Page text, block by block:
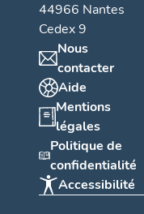
44966 Nantes
Cedex 9
Nous
contacter
Aide
Mentions
légales
Politique de
confidentialité
Accessibilité